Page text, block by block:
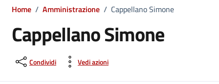
Home / Amministrazione / Cappellano Simone
Cappellano Simone
Condividi Vedi azioni